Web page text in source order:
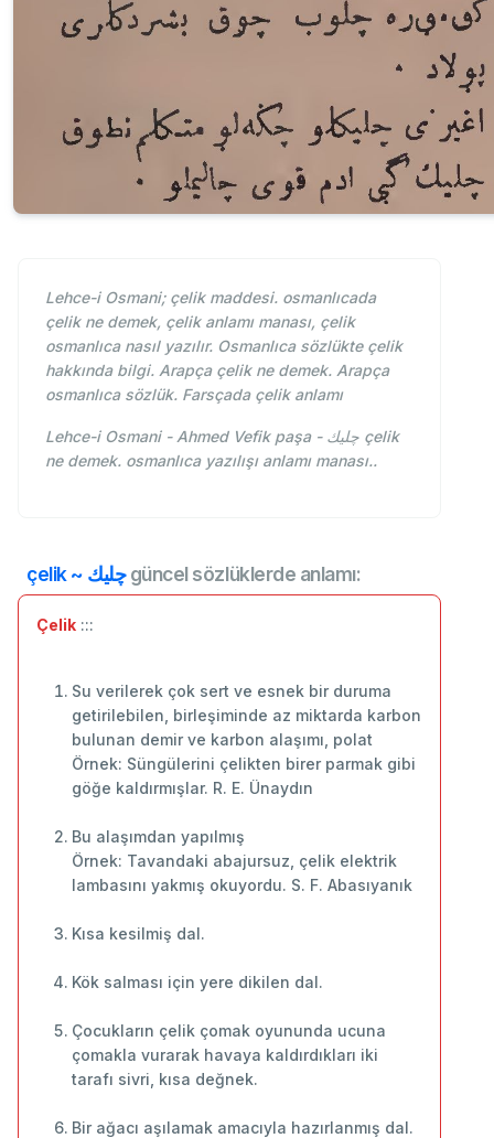
Lehce-i Osmani; çelik maddesi. osmanlıcada
çelik ne demek, çelik anlamı manası, çelik
osmanlıca nasıl yazılır. Osmanlıca sözlükte çelik
hakkında bilgi. Arapça çelik ne demek. Arapça
osmanlıca sözlük. Farsçada çelik anlamı
Lehce-i Osmani - Ahmed Vefik paşa - چليك çelik
ne demek. osmanlıca yazılışı anlamı manası..
çelik ~ چليكgüncel sözlüklerde anlamı:
Çelik :::
Su verilerek çok sert ve esnek bir duruma
getirilebilen, birleşiminde az miktarda karbon
bulunan demir ve karbon alaşımı, polat
Örnek: Süngülerini çelikten birer parmak gibi
göğe kaldırmışlar. R. E. Ünaydın
Bu alaşımdan yapılmış
Örnek: Tavandaki abajursuz, çelik elektrik
lambasını yakmış okuyordu. S. F. Abasıyanık
Kısa kesilmiş dal.
Kök salması için yere dikilen dal.
Çocukların çelik çomak oyununda ucuna
çomakla vurarak havaya kaldırdıkları iki
tarafı sivri, kısa değnek.
Bir ağacı aşılamak amacıyla hazırlanmış dal.